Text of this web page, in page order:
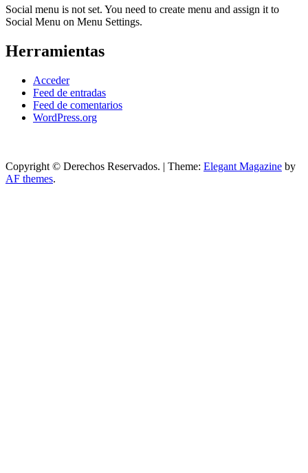
Social menu is not set. You need to create menu and assign it to
Social Menu on Menu Settings.
Herramientas
Acceder
Feed de entradas
Feed de comentarios
WordPress.org
Copyright © Derechos Reservados. | Theme: Elegant Magazine by
AF themes.